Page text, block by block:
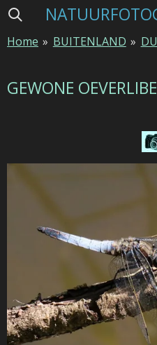
Ga
naar
hoofdinhoud
Home » BUITENLAND »
GEWONE